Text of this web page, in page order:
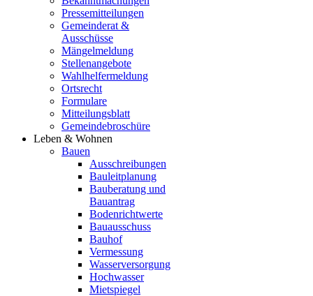
Pressemitteilungen
Gemeinderat &
Ausschüsse
Mängelmeldung
Stellenangebote
Wahlhelfermeldung
Ortsrecht
Formulare
Mitteilungsblatt
Gemeindebroschüre
Leben & Wohnen
Bauen
Ausschreibungen
Bauleitplanung
Bauberatung und
Bauantrag
Bodenrichtwerte
Bauausschuss
Bauhof
Vermessung
Wasserversorgung
Hochwasser
Mietspiegel